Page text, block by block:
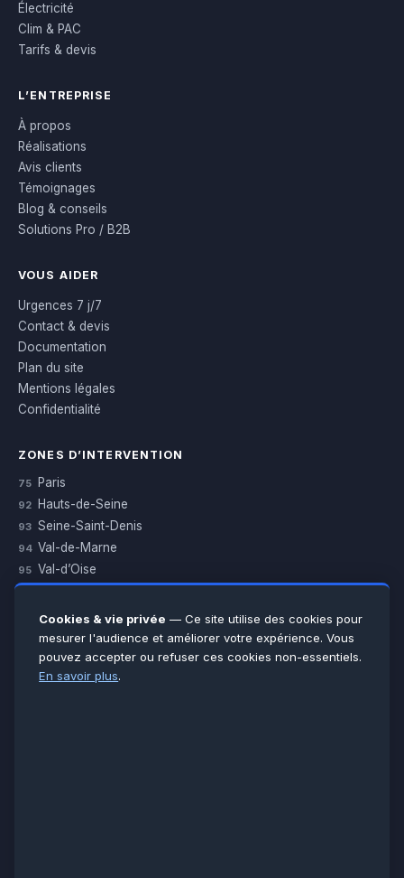
Électricité
Clim & PAC
Tarifs & devis
L’ENTREPRISE
À propos
Réalisations
Avis clients
Témoignages
Blog & conseils
Solutions Pro / B2B
VOUS AIDER
Urgences 7 j/7
Contact & devis
Documentation
Plan du site
Mentions légales
Confidentialité
ZONES D’INTERVENTION
75 Paris
92 Hauts-de-Seine
93 Seine-Saint-Denis
94 Val-de-Marne
95 Val-d’Oise
Essonne
Seine-et-Marne
Voir toutes les villes →
Cookies & vie privée — Ce site utilise des cookies pour
mesurer l'audience et améliorer votre expérience. Vous
pouvez accepter ou refuser ces cookies non-essentiels.
En savoir plus.